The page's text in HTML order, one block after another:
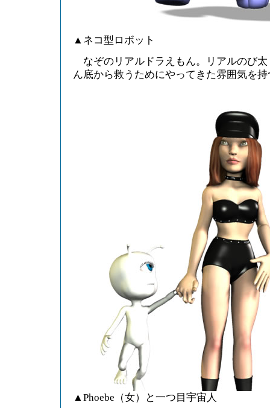
▲ネコ型ロボット
なぞのリアルドラえもん。リアルのび
ん底から救うためにやってきた雰囲気を
▲Phoebe（女）と一つ目宇宙人